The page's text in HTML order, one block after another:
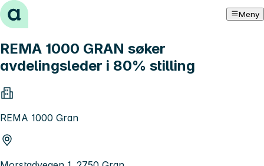
Hopp til innhold Meny
REMA 1000 GRAN søker
avdelingsleder i 80% stilling
REMA 1000 Gran